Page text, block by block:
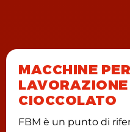
MACCHINE
LAVORAZIONE
CIOCCOLATO
FBM è un punto di